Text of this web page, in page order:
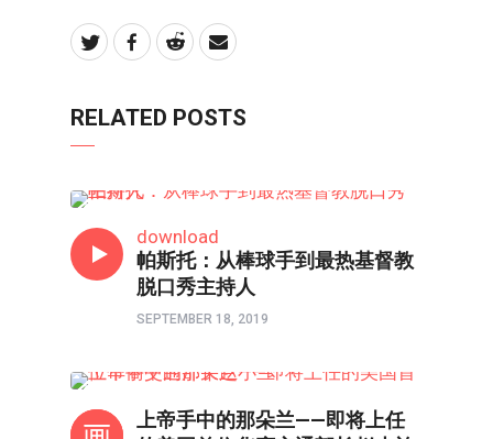
RELATED POSTS
download
帕斯托：从棒球手到最热基督教
脱口秀主持人
SEPTEMBER 18, 2019
上帝手中的那朵兰——即将上任